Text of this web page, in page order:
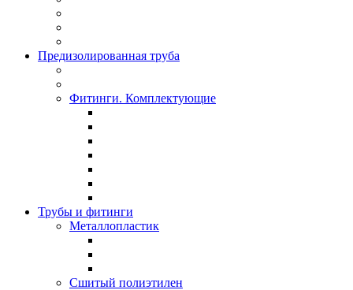
Предизолированная труба
Фитинги. Комплектующие
Трубы и фитинги
Металлопластик
Сшитый полиэтилен